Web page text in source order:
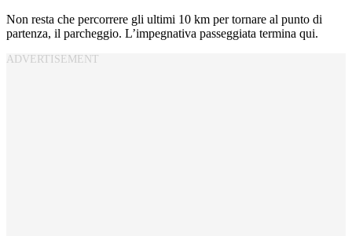
Non resta che percorrere gli ultimi 10 km per tornare al punto di
partenza, il parcheggio. L’impegnativa passeggiata termina qui.